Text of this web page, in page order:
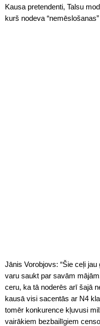
Kausa pretendenti, Talsu
kurš nodeva
Jānis Vorobjovs: “Šie ceļi
varu saukt par savām
ceru, ka tā noderēs arī šajā
kausā visi sacentās ar N4
tomēr konkurence kļuvusi
vairākiem bezbailīgiem